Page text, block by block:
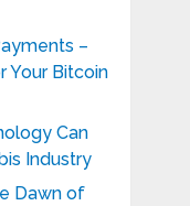
–
Your Bitcoin
Can
Industry
Dawn of